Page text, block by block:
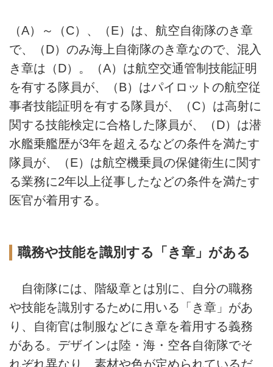
（A）～（C）、（E）は、航空自衛隊のき章
で、（D）のみ海上自衛隊のき章なので、混入
き章は（D）。（A）は航空交通管制技能証明
を有する隊員が、（B）はパイロットの航空従
事者技能証明を有する隊員が、（C）は高射に
関する技能検定に合格した隊員が、（D）は潜
水艦乗艦歴が3年を超えるなどの条件を満たす
隊員が、（E）は航空機乗員の保健衛生に関す
る業務に2年以上従事したなどの条件を満たす
医官が着用する。
職務や技能を識別する「き章」がある
自衛隊には、階級章とは別に、自分の職務
や技能を識別するために用いる「き章」があ
り、自衛官は制服などにき章を着用する義務
がある。デザインは陸・海・空各自衛隊でそ
れぞれ異なり、素材や色が定められているだ